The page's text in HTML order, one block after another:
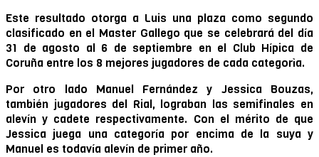
Este resultado otorga a Luis una plaza como segundo
clasificado en el Master Gallego que se celebrará del día
31 de agosto al 6 de septiembre en el Club Hípica de
Coruña entre los 8 mejores jugadores de cada categorìa.
Por otro lado Manuel Fernández y Jessica Bouzas,
también jugadores del Rial, lograban las semifinales en
alevín y cadete respectivamente. Con el mérito de que
Jessica juega una categoría por encima de la suya y
Manuel es todavía alevín de primer año.